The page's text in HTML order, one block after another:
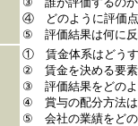
④ どのように評価点
⑤ 評価結果は何に反
① 賃金体系はどうす
② 賃金を決める要素
③ 評価結果をどのよ
④ 賞与の配分方法は
⑤ 会社の業績をどの